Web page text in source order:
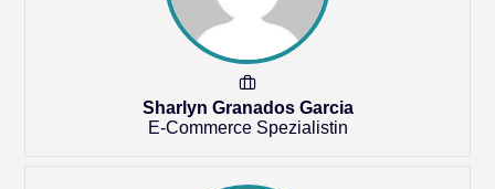
Sharlyn Granados Garcia
E-Commerce Spezialistin